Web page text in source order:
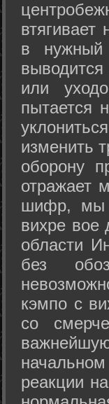
втягивает
в нужный
выводится
или
пытается
изменить
оборону
отражает
шифр, мы
вихре вое
области
без
кэмпо с
со
реакции